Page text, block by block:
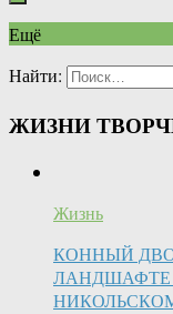
Ещё
Найти:
ЖИЗНИ
Жизнь
КОННЫЙ
ЛАНДШАФТЕ